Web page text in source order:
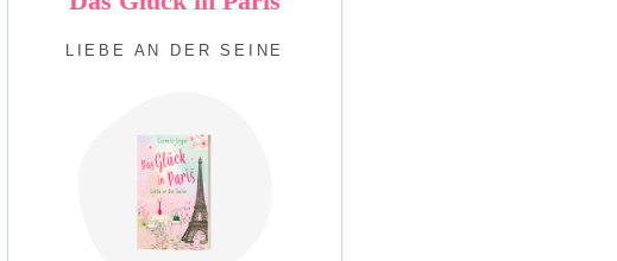
LIEBE AN DER SEINE